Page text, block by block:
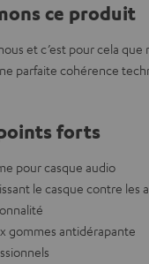
ce produit
et c’est pour cela
parfaite cohérence
forts
pour casque audio
le casque contre les
gommes antidérapante